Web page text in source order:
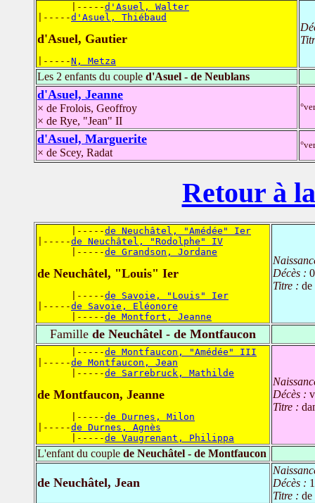
      |-----
d'Asuel, Walter
|-----d'Asuel, Thiébaud
d'Asuel, Gautier
|-----N, Metza
Les 2 enfants du couple d'Asuel - de Neublans
d'Asuel, Jeanne
× de Frolois, Geoffroy
× de Rye, "Jean" II
d'Asuel, Marguerite
× de Scey, Radat
Retour à
      |-----
de Neuchâtel, "Amédée" Ier
|-----de Neuchâtel, "Rodolphe" IV
      |-----
de Grandson, Jordane
de Neuchâtel, "Louis" Ier
      |-----
de Savoie, "Louis" Ier
|-----de Savoie, Eléonore
      |-----
de Montfort, Jeanne
Décès :
Titre : de
Famille de Neuchâtel - de Montfaucon
      |-----
de Montfaucon, "Amédée" III
|-----de Montfaucon, Jean
      |-----
de Sarrebruck, Mathilde
de Montfaucon, Jeanne
      |-----
de Durnes, Milon
|-----de Durnes, Agnès
      |-----
de Vaugrenant, Philippa
Décès :
Titre :
L'enfant du couple de Neuchâtel - de Montfaucon
de Neuchâtel, Jean
Décès :
Titre : de